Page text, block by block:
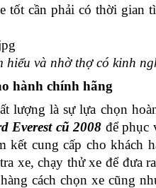
tốt cần phải có thời gian
và nhờ thợ có kinh
hành chính hãng
lượng là sự lựa chọn
Everest cũ 2008 để phục
kết cung cấp cho khách
xe, chạy thử xe để đưa
cách chọn xe cũng